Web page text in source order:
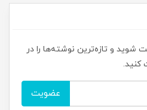
شوید و تازه‌ترین نوشته‌ها را در
کنید.
عضویت